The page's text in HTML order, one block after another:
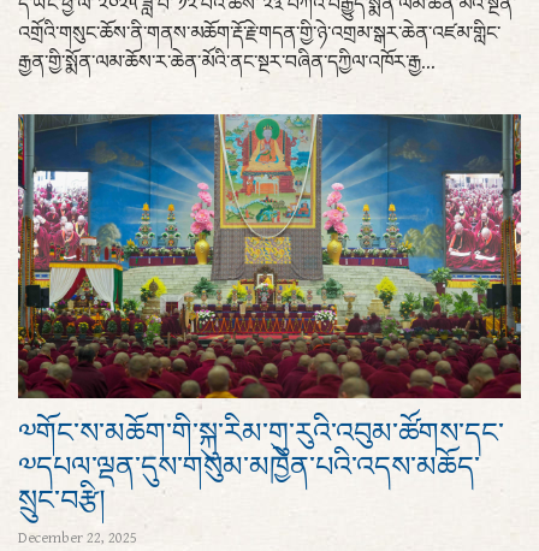
དེ་ཡང་ཕྱི་ལོ་ ༢༠༢༥ ཟླ་བ་ ༡༢་པའི་ཚེས་ ༢༣ བཀའ་བརྒྱུད་སྨོན་ལམ་ཆེན་མོའི་སྔོན་
འགྲོའི་གསུང་ཆོས་ནི་གནས་མཆོག་རྡོ་རྗེ་གདན་གྱི་ཉེ་འགྲམ་སྒར་ཆེན་འཛམ་གླིང་
རྒྱན་གྱི་སྨོན་ལམ་ཆོས་ར་ཆེན་མོའི་ནང་སྔར་བཞིན་དཀྱིལ་འཁོར་རྒྱ...
༧གོང་ས་མཆོག་གི་སྐུ་རིམ་གུ་རུའི་འབུམ་ཚོགས་དང་
༧དཔལ་ལྡན་དུས་གསུམ་མཁྱེན་པའི་འདས་མཆོད་
སྲུང་བརྩི།
December 22, 2025